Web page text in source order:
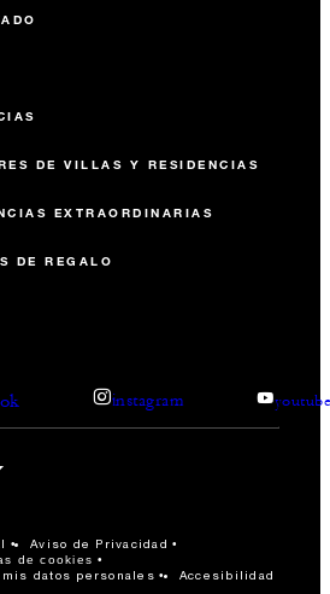
DE VILLAS Y RESIDENCIAS
EXTRAORDINARIAS
DE REGALO
instagram
Aviso de Privacidad
de cookies
datos personales Accesibilidad